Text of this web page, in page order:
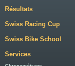
Résultats
Swiss Racing Cup
Swiss Bike School
Services